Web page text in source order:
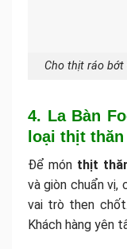
Cho thịt ráo bớt
4. La Bàn
loại thịt
Để món thịt
và giòn chuẩn vị,
vai trò then
Khách hàng yên